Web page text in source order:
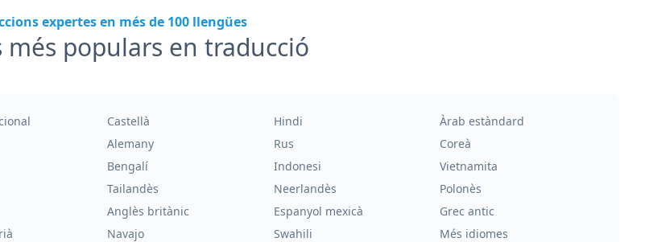
expertes en més de 100 llengües
més populars en traducció
Castellà Hindi
Àrab estàndard
Alemany Rus
Coreà
Bengalí Indonesi
Vietnamita
Tailandès Neerlandès
Polonès
Anglès britànic Espanyol mexicà
Grec antic
Navajo Swahili Més idiomes